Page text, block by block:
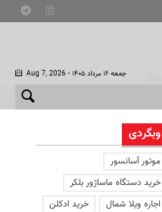
Aug 7, 2026 - جمعه ۱۶ مرداد ۱۴۰۵
وبگردی
موتور آسانسور
خرید دستگاه ماساژور بلکر
اجاره ویلا شمال
خرید ادکلن